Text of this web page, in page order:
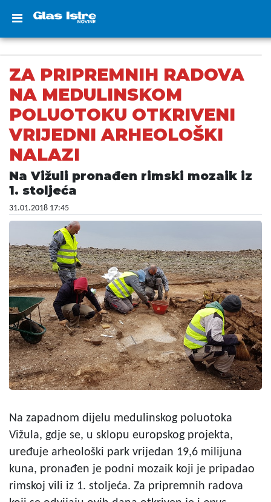
ZA PRIPREMNIH RADOVA
NA MEDULINSKOM
POLUOTOKU OTKRIVENI
VRIJEDNI ARHEOLOŠKI
NALAZI
Na Vižuli pronađen rimski mozaik iz
1. stoljeća
31.01.2018 17:45
Na zapadnom dijelu medulinskog poluotoka
Vižula, gdje se, u sklopu europskog projekta,
uređuje arheološki park vrijedan 19,6 milijuna
kuna, pronađen je podni mozaik koji je pripadao
rimskoj vili iz 1. stoljeća. Za pripremnih radova